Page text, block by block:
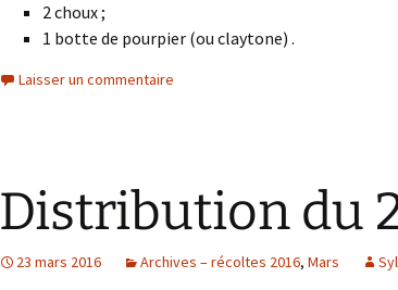
2 choux ;
1 botte de pourpier (ou claytone) .
Laisser un commentaire
Distribution du
23 mars 2016 Archives – récoltes 2016, Mars